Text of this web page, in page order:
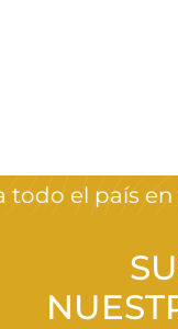
0
,
el país en